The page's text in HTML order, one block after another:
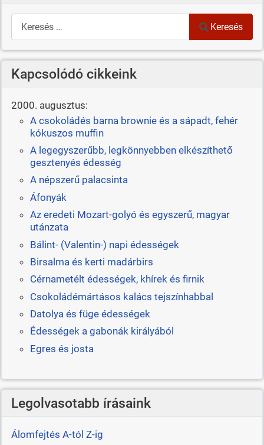
Keresés
Keresés
Kapcsolódó cikkeink
2000. augusztus:
A csokoládés barna brownie és a sápadt, fehér
kókuszos muffin
A legegyszerűbb, legkönnyebben elkészíthető
gesztenyés édesség
A népszerű palacsinta
Áfonyák
Az eredeti Mozart-golyó és egyszerű, magyar
utánzata
Bálint- (Valentin-) napi édességek
Birsalma és kerti madárbirs
Cérnametélt édességek, khírek és firnik
Csokoládémártásos kalács tejszínhabbal
Datolya és füge édességek
Édességek a gabonák királyából
Egres és josta
Legolvasotabb írásaink
Álomfejtés A-tól Z-ig